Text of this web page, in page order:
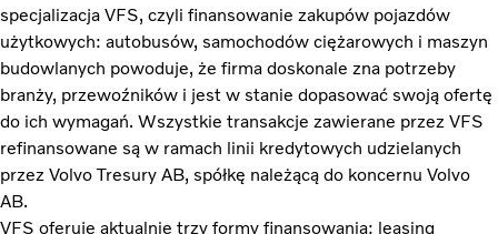
specjalizacja VFS, czyli finansowanie zakupów pojazdów
użytkowych: autobusów, samochodów ciężarowych i maszyn
budowlanych powoduje, że firma doskonale zna potrzeby
branży, przewoźników i jest w stanie dopasować swoją ofertę
do ich wymagań. Wszystkie transakcje zawierane przez VFS
refinansowane są w ramach linii kredytowych udzielanych
przez Volvo Tresury AB, spółkę należącą do koncernu Volvo
AB.
VFS oferuje aktualnie trzy formy finansowania: leasing